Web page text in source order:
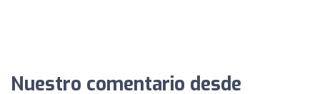
Nuestro comentario desde